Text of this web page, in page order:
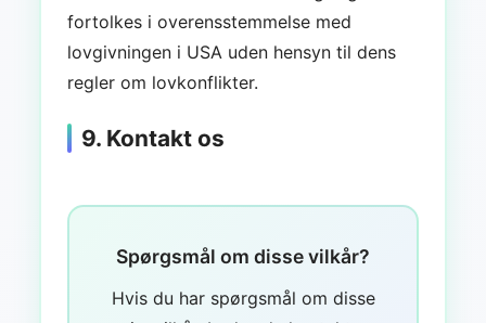
fortolkes i overensstemmelse med
lovgivningen i USA uden hensyn til dens
regler om lovkonflikter.
9. Kontakt os
Spørgsmål om disse vilkår?
Hvis du har spørgsmål om disse